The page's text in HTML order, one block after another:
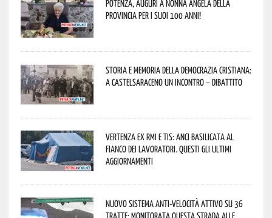
Potenza, auguri a nonna Angela della
provincia per i suoi 100 anni!
Storia e memoria della Democrazia Cristiana:
a Castelsaraceno un incontro – dibattito
Vertenza ex RMI e TIS: ANCI Basilicata al
fianco dei lavoratori. Questi gli ultimi
aggiornamenti
Nuovo sistema anti-velocità attivo su 36
tratte: monitorata questa strada alle